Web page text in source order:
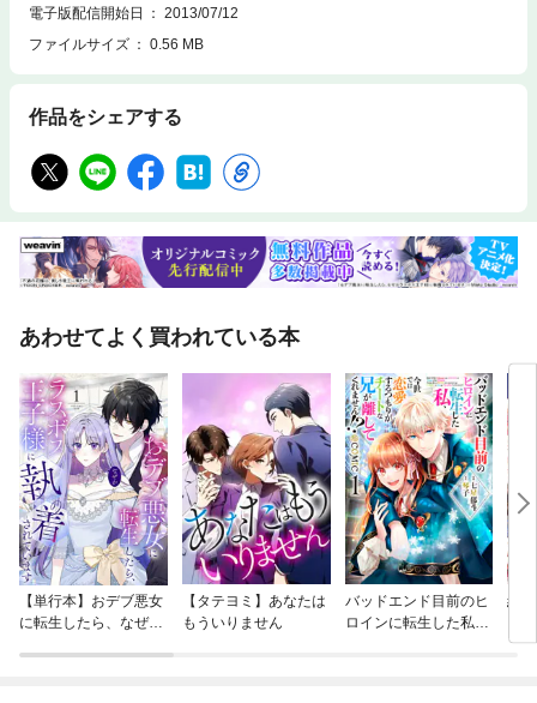
をミステリーの手法で掘り起こしながら、彼の秘密に迫った傑作歴史小説
電子版配信開始日
2013/07/12
ファイルサイズ
0.56 MB
作品をシェアする
あわせてよく買われている本
【単行本】おデブ悪女
に転生したら、なぜか
【タテヨミ】あなたは
もういりません
バッドエンド目前のヒ
ロインに転生した私、
結